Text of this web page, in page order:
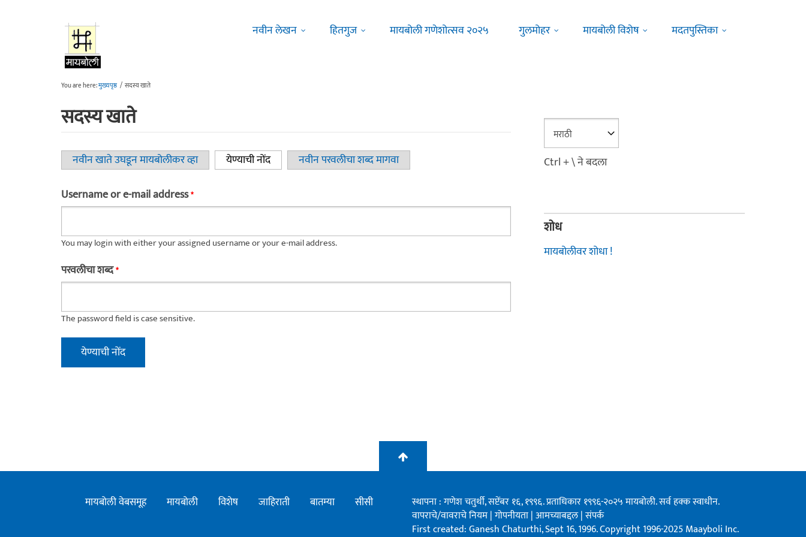
नवीन लेखन
हितगुज मायबोली गणेशोत्सव २०२५ गुलमोहर मायबोली विशेष मदतपुस्तिका
You are here:मुख्यपृष्ठ / सदस्य खाते
सदस्य खाते
Primary tabs
नवीन खाते उघडून मायबोलीकर व्हा येण्याची नोंद(active tab)नवीन परवलीचा शब्द मागवा
Username or e-mail address*
You may login with either your assigned username or your e-mail address.
परवलीचा शब्द*
The password field is case sensitive.
Ctrl + \ ने बदला
शोध
मायबोलीवर शोधा !
मायबोली वेबसमूह मायबोली विशेष जाहिराती बातम्या सीसी
स्थापना : गणेश चतुर्थी, सप्टेंबर १६, १९९६. प्रताधिकार १९९६-२०२५ मायबोली. सर्व हक्क स्वाधीन.
वापराचे/वावराचे नियम|गोपनीयता|आमच्याबद्दल|संपर्क
First created: Ganesh Chaturthi, Sept 16, 1996. Copyright 1996-2025 Maayboli Inc.